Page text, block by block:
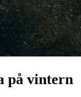
på vintern